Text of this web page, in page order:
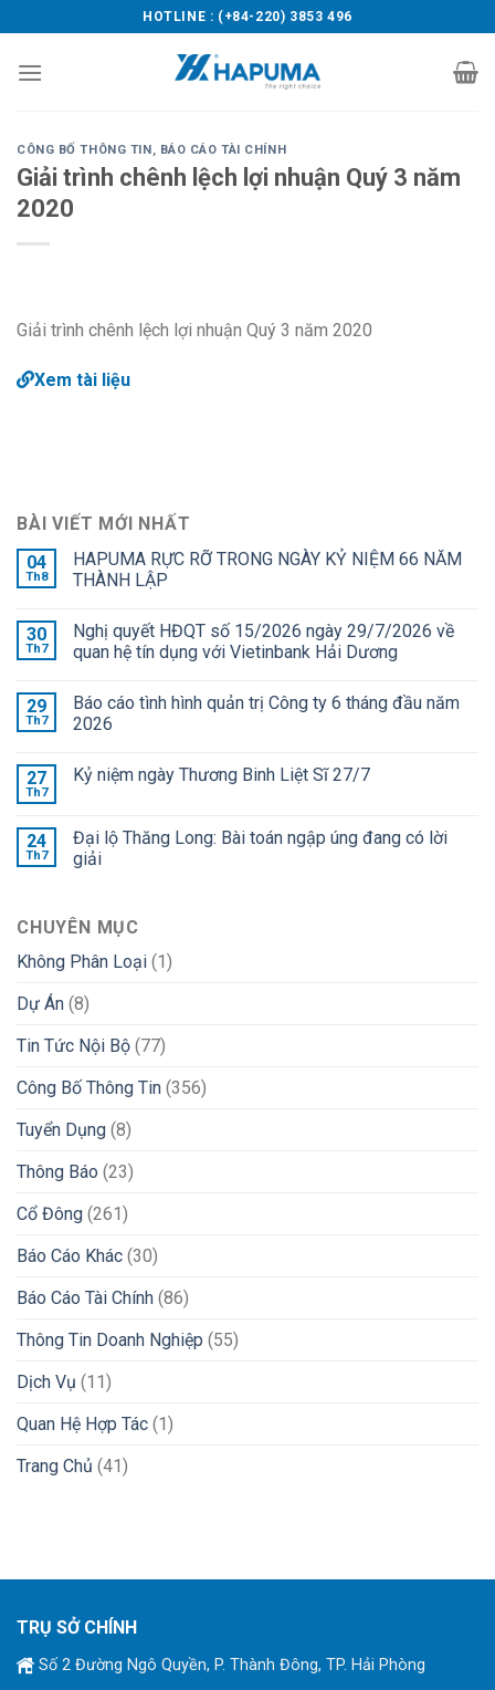
to
content
HOTLINE : (+84-220) 3853 496
CÔNG BỐ THÔNG TIN, BÁO CÁO TÀI CHÍNH
Giải trình chênh lệch lợi nhuận Quý 3 năm
2020
Giải trình chênh lệch lợi nhuận Quý 3 năm 2020
Xem tài liệu
BÀI VIẾT MỚI NHẤT
04
Th8
HAPUMA RỰC RỠ TRONG NGÀY KỶ NIỆM 66 NĂM
THÀNH LẬP
30
Th7
Nghị quyết HĐQT số 15/2026 ngày 29/7/2026 về
quan hệ tín dụng với Vietinbank Hải Dương
29
Th7
Báo cáo tình hình quản trị Công ty 6 tháng đầu năm
2026
27
Th7
Kỷ niệm ngày Thương Binh Liệt Sĩ 27/7
24
Th7
Đại lộ Thăng Long: Bài toán ngập úng đang có lời
giải
CHUYÊN MỤC
Không Phân Loại (1)
Dự Án (8)
Tin Tức Nội Bộ (77)
Công Bố Thông Tin (356)
Tuyển Dụng (8)
Thông Báo (23)
Cổ Đông (261)
Báo Cáo Khác (30)
Báo Cáo Tài Chính (86)
Thông Tin Doanh Nghiệp (55)
Dịch Vụ (11)
Quan Hệ Hợp Tác (1)
Trang Chủ (41)
TRỤ SỞ CHÍNH
Số 2 Đường Ngô Quyền, P. Thành Đông, TP. Hải Phòng